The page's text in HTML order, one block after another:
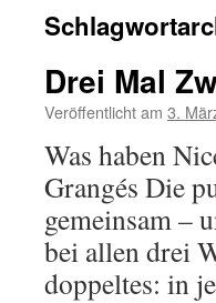
Drei Mal
Veröffentlicht am 3.
Was haben
Grangés Die
gemeinsam –
bei allen drei
doppeltes: in